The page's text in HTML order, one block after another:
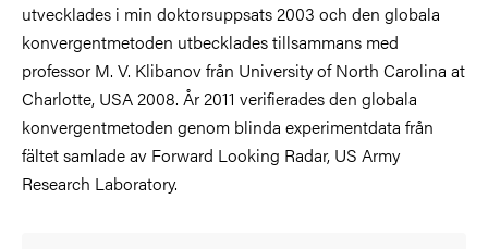
utvecklades i min doktorsuppsats 2003 och den globala
konvergentmetoden utbecklades tillsammans med
professor M. V. Klibanov från University of North Carolina at
Charlotte, USA 2008. År 2011 verifierades den globala
konvergentmetoden genom blinda experimentdata från
fältet samlade av Forward Looking Radar, US Army
Research Laboratory.